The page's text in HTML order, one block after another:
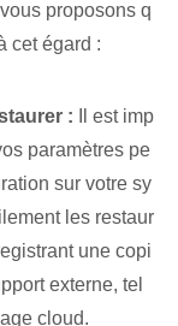
proposons q
cet égard :
: Il est imp
paramètres pe
sur votre sy
les restaur
une copi
externe, tel
cloud.